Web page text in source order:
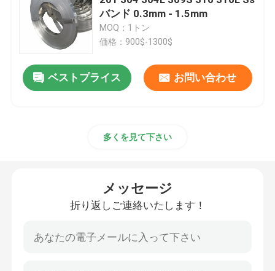
ステンレス鋼板
電流を通された鋼板
金属の波形の屋根を付けるシート
バンド 0.3mm - 1.5mm
MOQ：1トン
価格：900$-1300$
ベストプライス お問い合わせ
多くを見て下さい
メッセージ
折り返しご連絡いたします！